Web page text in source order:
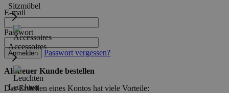
Sitzmöbel
Accessoires
Leuchten
E-mail
Passwort
Anmelden Passwort vergessen?
Als neuer Kunde bestellen
Das Erstellen eines Kontos hat viele Vorteile: